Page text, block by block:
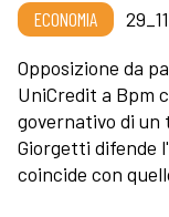
ECONOMIA
Opposizione da
UniCredit a Bpm
governativo di
Giorgetti difende
coincide con